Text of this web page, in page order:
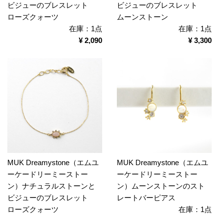
ビジューのブレスレット
ローズクォーツ
在庫：1点
¥ 2,090
ビジューのブレスレット
ムーンストーン
在庫：1点
¥ 3,300
MUK Dreamystone（エムユ
ーケードリーミーストー
ン）ナチュラルストーンと
ビジューのブレスレット
ローズクォーツ
MUK Dreamystone（エムユ
ーケードリーミーストー
ン）ムーンストーンのスト
レートバーピアス
在庫：1点